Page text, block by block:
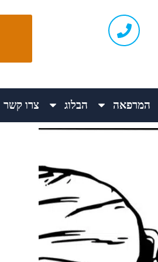
המרפאה הבלוג צרו קשר